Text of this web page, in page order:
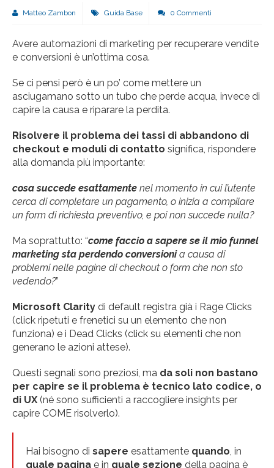
Matteo Zambon Guida Base 0 Commenti
Avere automazioni di marketing per recuperare vendite
e conversioni è un’ottima cosa.
Se ci pensi però è un po’ come mettere un
asciugamano sotto un tubo che perde acqua, invece di
capire la causa e riparare la perdita.
Risolvere il problema dei tassi di abbandono di
checkout e moduli di contatto significa, rispondere
alla domanda più importante:
cosa succede esattamente nel momento in cui l’utente
cerca di completare un pagamento, o inizia a compilare
un form di richiesta preventivo, e poi non succede nulla?
Ma soprattutto: “come faccio a sapere se il mio funnel
marketing sta perdendo conversionia causa di
problemi nelle pagine di checkout o form che non sto
vedendo?”
Microsoft Clarity di default registra già i Rage Clicks
(click ripetuti e frenetici su un elemento che non
funziona) e i Dead Clicks (click su elementi che non
generano le azioni attese).
Questi segnali sono preziosi, ma da soli non bastano
per capire se il problema è tecnico lato codice, o
di UX(né sono sufficienti a raccogliere insights per
capire COME risolverlo).
Hai bisogno di sapere esattamente quando, in
quale pagina e in quale sezione della pagina è